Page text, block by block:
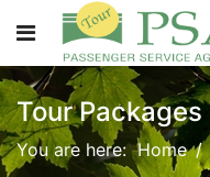
Tour Packages
You are here:Home